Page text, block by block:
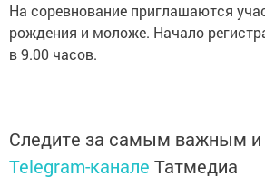
На соревнование приглашаются
рождения и моложе. Начало
в 9.00 часов.
Следите за самым важным
Telegram-канале Татмедиа